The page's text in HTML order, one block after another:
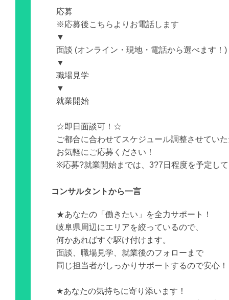
応募
※応募後こちらよりお電話します
▼
面談 (オンライン・現地・電話から選べます！)
▼
職場見学
▼
就業開始
☆即日面談可！☆
ご都合に合わせてスケジュール調整させてい
お気軽にご応募ください！
※応募?就業開始までは、3?7日程度を予定し
コンサルタントから一言
★あなたの「働きたい」を全力サポート！
岐阜県周辺にエリアを絞っているので、
何かあればすぐ駆け付けます。
面談、職場見学、就業後のフォローまで
同じ担当者がしっかりサポートするので安心！
★あなたの気持ちに寄り添います！